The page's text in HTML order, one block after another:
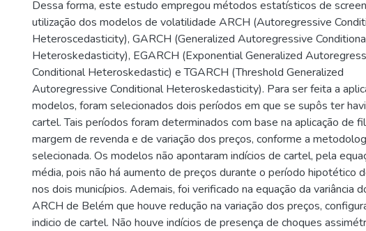
Dessa forma, este estudo empregou métodos estatísticos de
utilização dos modelos de volatilidade ARCH (Autoregressive
Heteroscedasticity), GARCH (Generalized Autoregressive
Heteroskedasticity), EGARCH (Exponential Generalized
Conditional Heteroskedastic) e TGARCH (Threshold Generalized
Autoregressive Conditional Heteroskedasticity). Para ser feita a
modelos, foram selecionados dois períodos em que se supôs ter
cartel. Tais períodos foram determinados com base na aplicação de
margem de revenda e de variação dos preços, conforme a
selecionada. Os modelos não apontaram indícios de cartel, pela
média, pois não há aumento de preços durante o período hipotético
nos dois municípios. Ademais, foi verificado na equação da variância
ARCH de Belém que houve redução na variação dos preços,
indicio de cartel. Não houve indícios de presença de choques